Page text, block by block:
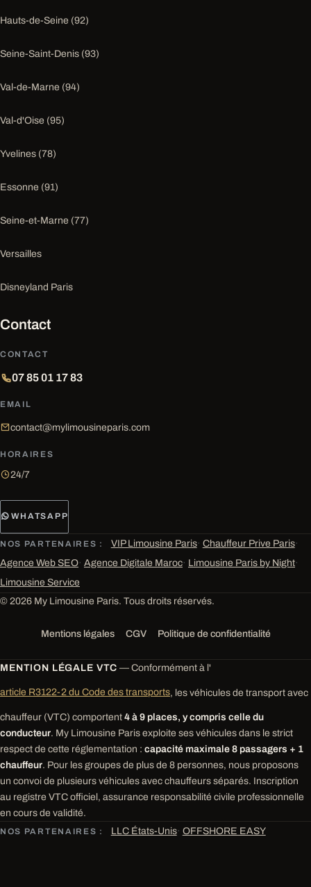
Hauts-de-Seine (92)
Seine-Saint-Denis (93)
Val-de-Marne (94)
Val-d'Oise (95)
Yvelines (78)
Essonne (91)
Seine-et-Marne (77)
Versailles
Disneyland Paris
Contact
CONTACT
07 85 01 17 83
EMAIL
contact@mylimousineparis.com
HORAIRES
24/7
WHATSAPP
NOS PARTENAIRES : VIP Limousine Paris· Chauffeur Prive Paris·
Agence Web SEO· Agence Digitale Maroc· Limousine Paris by Night·
Limousine Service
© 2026 My Limousine Paris. Tous droits réservés.
Mentions légales CGV Politique de confidentialité
MENTION LÉGALE VTC — Conformément à l'
article R3122-2 du Code des transports, les véhicules de transport avec
chauffeur (VTC) comportent 4 à 9 places, y compris celle du
conducteur. My Limousine Paris exploite ses véhicules dans le strict
respect de cette réglementation : capacité maximale 8 passagers + 1
chauffeur. Pour les groupes de plus de 8 personnes, nous proposons
un convoi de plusieurs véhicules avec chauffeurs séparés. Inscription
au registre VTC officiel, assurance responsabilité civile professionnelle
en cours de validité.
NOS PARTENAIRES : LLC États-Unis· OFFSHORE EASY